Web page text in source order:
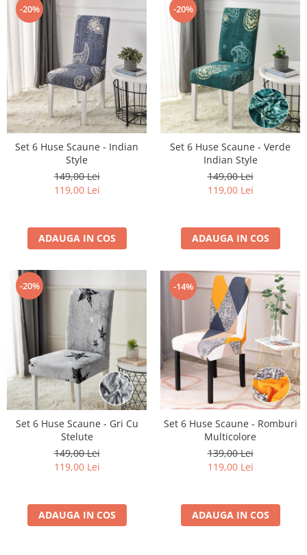
-20%
Set 6 Huse Scaune - Indian
Style
149,00 Lei
119,00 Lei
ADAUGA IN COS
-20%
Set 6 Huse Scaune - Verde
Indian Style
149,00 Lei
119,00 Lei
ADAUGA IN COS
-20%
Set 6 Huse Scaune - Gri Cu
Stelute
149,00 Lei
119,00 Lei
ADAUGA IN COS
-14%
Set 6 Huse Scaune - Romburi
Multicolore
139,00 Lei
119,00 Lei
ADAUGA IN COS